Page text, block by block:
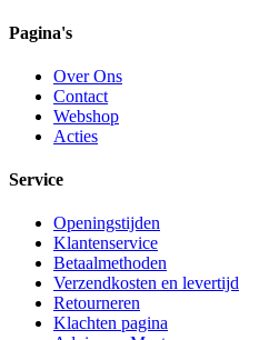
Pagina's
Over Ons
Contact
Webshop
Acties
Service
Openingstijden
Klantenservice
Betaalmethoden
Verzendkosten en levertijd
Retourneren
Klachten pagina